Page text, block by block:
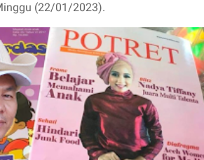
(22/01/2023).